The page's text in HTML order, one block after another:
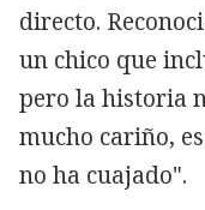
directo.
un chico que
pero la historia
mucho cariño,
no ha cuajado".